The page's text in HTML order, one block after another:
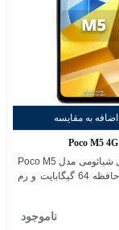
اضافه به مقایسه
Poco M5 4G
گوشی موبایل شیائومی مدل Poco M5
4G دو سیم حافظه 64 گیگابایت و رم
ناموجود